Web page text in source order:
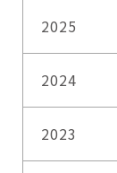
2025
2024
2023